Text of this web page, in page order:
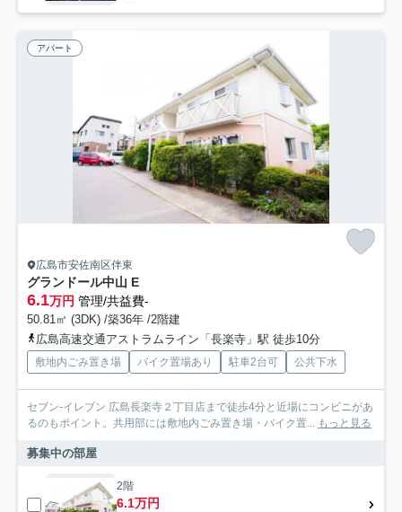
アパート
広島市安佐南区伴東
グランドール中山 E
6.1万円 管理/共益費-
50.81㎡ (3DK) /築36年 /2階建
広島高速交通アストラムライン「長楽寺」駅 徒歩10分
敷地内ごみ置き場 バイク置場あり 駐車2台可 公共下水
セブン-イレブン 広島長楽寺２丁目店まで徒歩4分と近場にコンビニがあ
るのもポイント。共用部には敷地内ごみ置き場・バイク置... もっと見る
募集中の部屋
2階
6.1万円